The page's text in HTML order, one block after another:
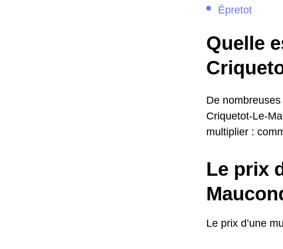
Épretot
Quelle
De
Criquetot-Le-
multiplier :
Le prix
Le prix d’une